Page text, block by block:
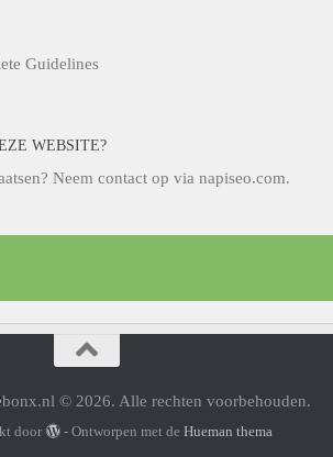
Guidelines
WEBSITE?
Neem contact op via napiseo.com.
© 2026. Alle rechten voorbehouden.
door - Ontworpen met de Hueman thema